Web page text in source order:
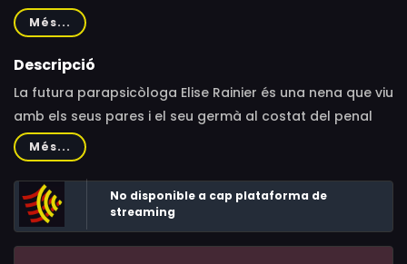
Caitlin Gerard, Spencer Locke, Josh Stewart, Tessa
Ferrer, Aleque Reid, Ava Kolker, Pierce Pope, Bruce
Davison, Javier Botet, Marcus Henderson, Amanda Jaros,
Danielle Kennedy, Melanie Gaydos, Ty Simpkins, Rose
Byrne, Patrick Wilson, Stefanie Scott, Barbara Hershey,
Joseph Bishara, Danielle Bisutti, Brynn Bowie, Madison
Bowie, Zahra Susan Ingersoll, Paul LeClair, Craig Reed
Més...
Descripció
La futura parapsicòloga Elise Rainier és una nena que viu
amb els seus pares i el seu germà al costat del penal
estatal de Dewbend. El seu pare, guarda de la presó, no
entén els poders sobrenaturals de la seva filla i la
castiga durament.
Més...
No disponible a cap plataforma de
streaming